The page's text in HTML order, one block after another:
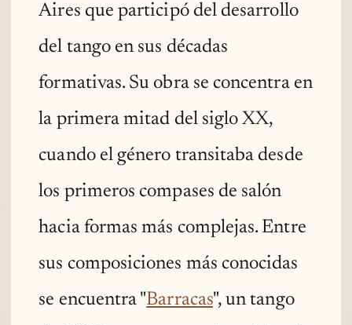
Aires que participó del desarrollo
del tango en sus décadas
formativas. Su obra se concentra en
la primera mitad del siglo XX,
cuando el género transitaba desde
los primeros compases de salón
hacia formas más complejas. Entre
sus composiciones más conocidas
se encuentra "Barracas", un tango